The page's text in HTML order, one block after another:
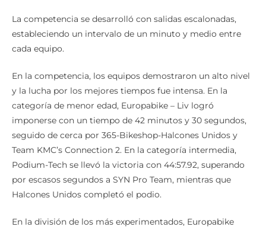
La competencia se desarrolló con salidas escalonadas,
estableciendo un intervalo de un minuto y medio entre
cada equipo.
En la competencia, los equipos demostraron un alto nivel
y la lucha por los mejores tiempos fue intensa. En la
categoría de menor edad, Europabike – Liv logró
imponerse con un tiempo de 42 minutos y 30 segundos,
seguido de cerca por 365-Bikeshop-Halcones Unidos y
Team KMC’s Connection 2. En la categoría intermedia,
Podium-Tech se llevó la victoria con 44:57.92, superando
por escasos segundos a SYN Pro Team, mientras que
Halcones Unidos completó el podio.
En la división de los más experimentados, Europabike